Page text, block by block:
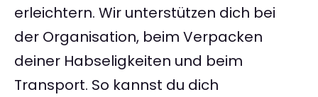
erleichtern. Wir unterstützen dich bei
der Organisation, beim Verpacken
deiner Habseligkeiten und beim
Transport. So kannst du dich